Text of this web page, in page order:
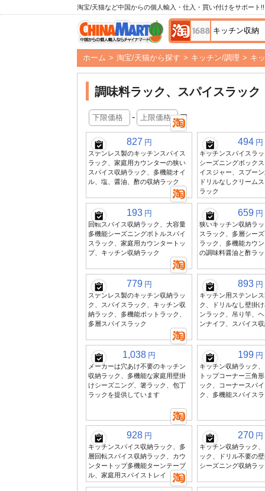
淘宝/天猫など中国からの個人輸入・仕入・買い付けをサポート!!
ホーム > 淘宝/天猫から探す > キッチン/調理 > キ
調味料ラック、スパイスラック
- 円
827 円
ステンレス製のキッチンスパイス
ラック、家庭用カウンターの狭い
スパイス収納ラック、多機能オイ
ル、塩、醤油、酢の収納ラック
494 円
キッチンスパイスラ
シーズニングボック
イスジャー、スプー
ドリルなしクリーム
ラック
193 円
回転スパイス収納ラック、大容量
多機能シーズニングボトルスパイ
スラック、家庭用カウンタートッ
プ、キッチン収納ラック
659 円
狭いキッチン収納ラ
スラック、多層シー
ラック、多機能カウ
の調味料醤油と酢ラ
779 円
ステンレス製のキッチン収納ラッ
ク、スパイスラック、キッチン収
納ラック、多機能ポットラック、
多層スパイスラック
893 円
キッチン用ステンレ
ク、ドリルなし壁掛
ンラック、吊り竿、
ンナイフ、スパイス
1,038 円
メーカーは穴あけ不要のキッチン
収納ラック、多機能な家庭用壁掛
けシーズニング、箸ラック、包丁
ラックを提供しています
199 円
キッチン収納ラック
トップコーナー三角
ック、コーナースパ
ク、多機能スパイス
928 円
キッチンスパイス収納ラック、多
層回転スパイス収納ラック、カウ
ンタートップ多機能ターンテーブ
ル、家庭用スパイストレイ
270 円
キッチン収納ラック
ック、ドリル不要の
シーズニング収納ラ